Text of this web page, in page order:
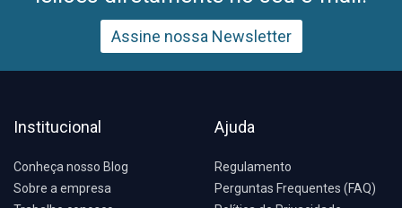
Assine nossa Newsletter
Institucional
Conheça nosso Blog
Sobre a empresa
Ajuda
Regulamento
Perguntas Frequentes (FAQ)